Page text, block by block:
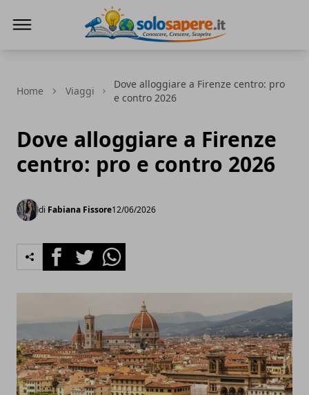
Home Viaggi
Dove alloggiare a Firenze centro: pro
e contro 2026
Dove alloggiare a Firenze
centro: pro e contro 2026
di Fabiana Fissore12/06/2026
FacebookTwitterWhatsapp